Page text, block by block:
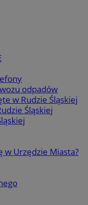
odpadów
w Rudzie Śląskiej
Śląskiej
w Urzędzie Miasta?